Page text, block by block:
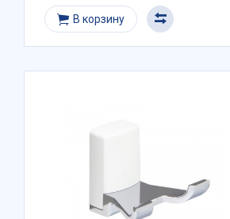
В корзину